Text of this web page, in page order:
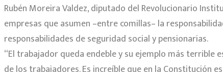
Rubén Moreira Valdez, diputado del Revolucionario
empresas que asumen –entre comillas– la
responsabilidades de seguridad social y pensionarias.
“El trabajador queda endeble y su ejemplo más terrible